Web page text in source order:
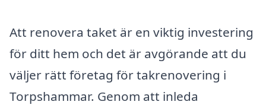
Att renovera taket är en viktig investering
för ditt hem och det är avgörande att du
väljer rätt företag för takrenovering i
Torpshammar. Genom att inleda